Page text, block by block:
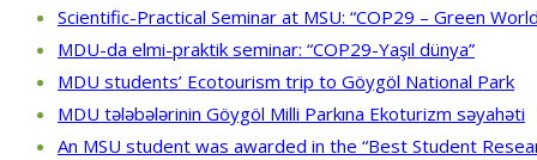
Scientific-Practical Seminar at MSU: “COP29 – Green
MDU-da elmi-praktik seminar: “COP29-Yaşıl dünya”
MDU students’ Ecotourism trip to Göygöl National Park
MDU tələbələrinin Göygöl Milli Parkına Ekoturizm səyahəti
An MSU student was awarded in the “Best Student